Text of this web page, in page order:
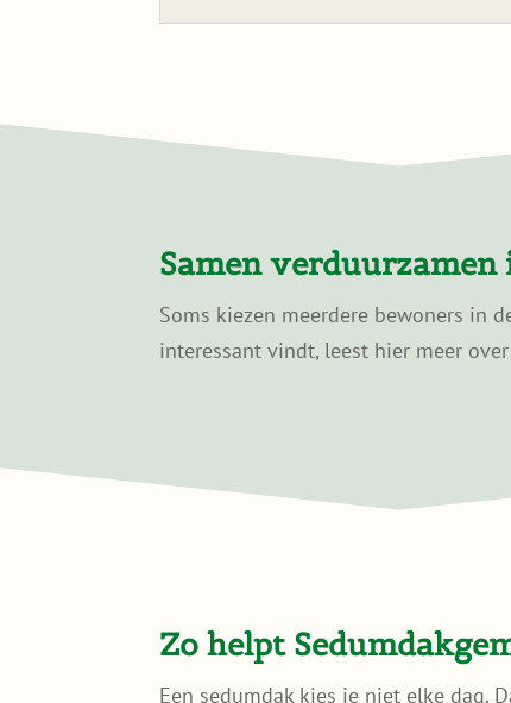
Samen verduurzamen
Soms kiezen meerdere bewoners in
interessant vindt, leest hier meer over
Zo helpt
Een sedumdak kies je niet elke dag.